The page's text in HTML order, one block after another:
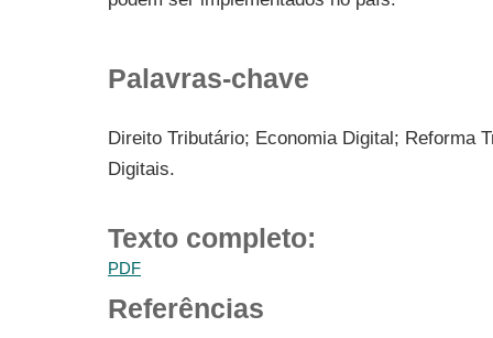
Palavras-chave
Direito Tributário; Economia Digital; Reforma
Digitais.
Texto completo:
PDF
Referências